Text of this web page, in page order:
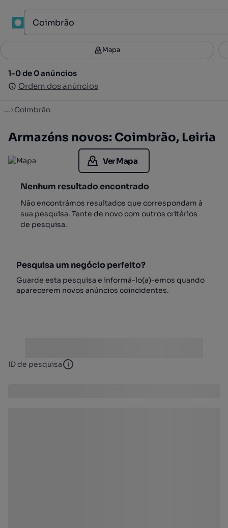
Filtros 3
1-0 de 0 anúncios
Ordem dos anúncios
Mapa
1-0 de 0 anúncios
Ordem dos anúncios
... Coimbrão
Armazéns novos: Coimbrão, Leiria
Ver Mapa
Nenhum resultado encontrado
Não encontrámos resultados que correspondam à
sua pesquisa. Tente de novo com outros critérios
de pesquisa.
Pesquisa um negócio perfeito?
Guarde esta pesquisa e informá-lo(a)-emos quando
aparecerem novos anúncios coincidentes.
ID de pesquisa ID de pesquisa